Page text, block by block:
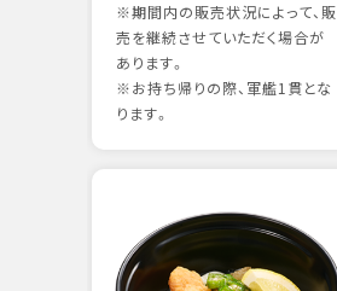
※期間内の販売状況によって、販
売を継続させていただく場合が
あります。
※お持ち帰りの際、軍艦1貫とな
ります。